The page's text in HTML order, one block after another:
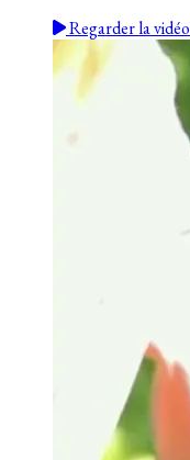
Regarder la vidéo